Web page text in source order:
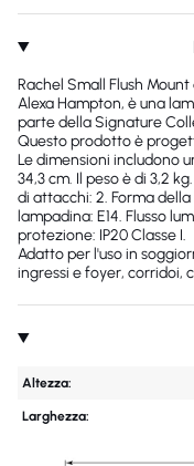
Rachel Small Flush
Alexa Hampton, è una
parte della Signature
Questo prodotto è
Le dimensioni includono
34,3 cm. Il peso è di 3,2
di attacchi: 2. Forma
lampadina: E14. Flusso
protezione: IP20 Classe I.
Adatto per l'uso in
ingressi e foyer, corridoi,
Altezza:
Larghezza: